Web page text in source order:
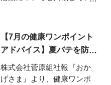
らから
【7月の健康ワンポイント
アドバイス】夏バテを防ぐ
健康習慣
株式会社菅原組社報『おか
げさま』より、健康ワンポ